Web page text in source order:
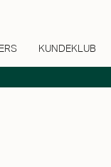
KUNDEKLUB